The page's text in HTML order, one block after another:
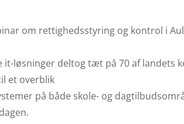
om rettighedsstyring og kontrol i
it-løsninger deltog tæt på 70 af landets
et overblik
på både skole- og